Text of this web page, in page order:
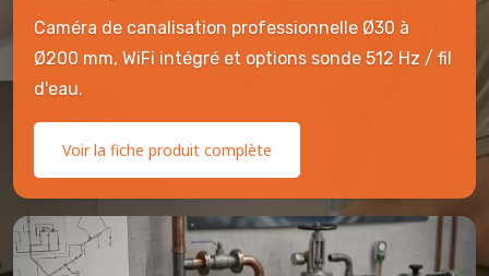
Caméra de canalisation professionnelle Ø30 à
Ø200 mm, WiFi intégré et options sonde 512 Hz / fil
d'eau.
Voir la fiche produit complète